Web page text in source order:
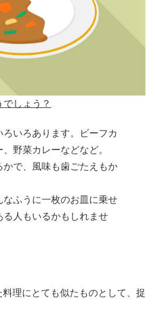
しょう？
ろいろあります。ビーフカ
野菜カレーなどなど。
かで、風味も歯ごたえもか
なふうに一枚のお皿に乗せ
る人もいるかもしれませ
理にとても似たものとして、捉